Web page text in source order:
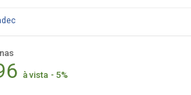
Naval Revestido
à vista - 5%